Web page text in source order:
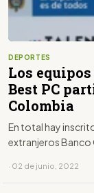
DEPORTES
Los
Best PC
Colombia
En total hay
extranjeros Banco
· 02 de junio, 2022